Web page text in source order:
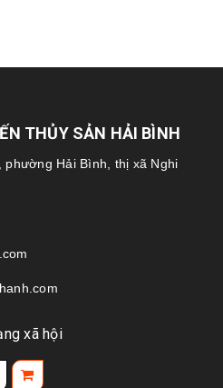
THỦY SẢN HẢI BÌNH
Hải Bình, thị xã Nghi
xã hội